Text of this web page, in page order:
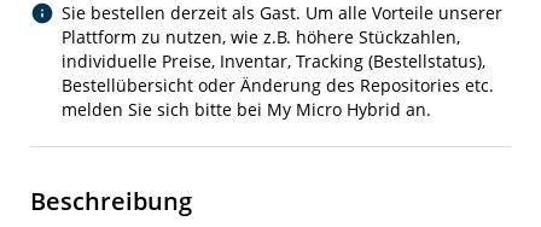
Sie bestellen derzeit als Gast. Um alle Vorteile unserer
Plattform zu nutzen, wie z.B. höhere Stückzahlen,
individuelle Preise, Inventar, Tracking (Bestellstatus),
Bestellübersicht oder Änderung des Repositories etc.
melden Sie sich bitte bei My Micro Hybrid an.
Beschreibung